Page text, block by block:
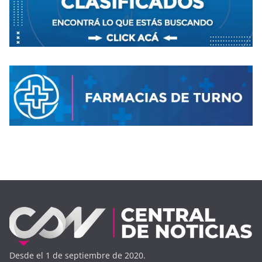
Desde el 1 de septiembre de 2020.